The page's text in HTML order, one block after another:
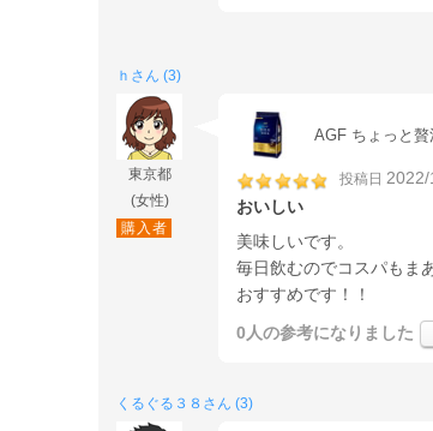
ｈさん (3)
東京都
(女性)
購入者
AGF ちょっと
投稿日 2022/
おいしい
美味しいです。
毎日飲むのでコスパもま
おすすめです！！
0人の参考になりました
くるぐる３８さん (3)